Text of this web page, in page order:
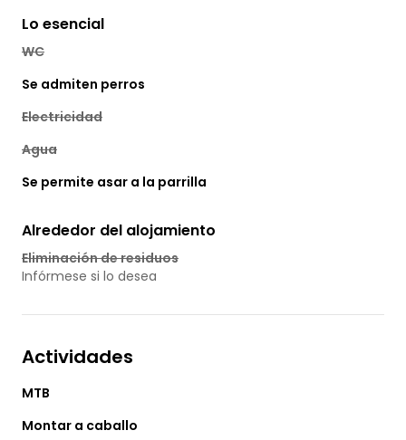
Lo esencial
WC
Se admiten perros
Electricidad
Agua
Se permite asar a la parrilla
Alrededor del alojamiento
Eliminación de residuos
Infórmese si lo desea
Actividades
MTB
Montar a caballo